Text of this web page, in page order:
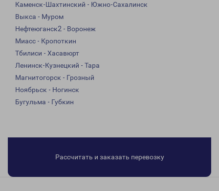
Каменск-Шахтинский - Южно-Сахалинск
Выкса - Муром
Нефтеюганск2 - Воронеж
Миасс - Кропоткин
Тбилиси - Хасавюрт
Ленинск-Кузнецкий - Тара
Магнитогорск - Грозный
Ноябрьск - Ногинск
Бугульма - Губкин
Рассчитать и заказать перевозку